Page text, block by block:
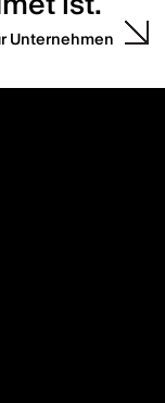
Unternehmen